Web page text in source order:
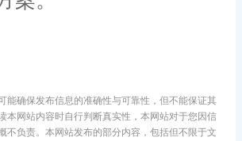
能确保发布信息的准确性与可靠性，但不能保证其
本网站内容时自行判断真实性，本网站对于您因信
不负责。本网站发布的部分内容，包括但不限于文